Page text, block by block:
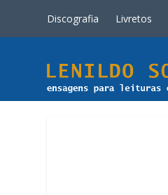
Discografia Livretos